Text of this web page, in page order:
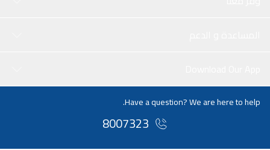
Have a question? We are here to help.
8007323